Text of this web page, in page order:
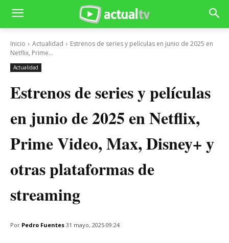
Inicio Actualidad
Estrenos de series y películas en junio de 2025 en
Netflix, Prime...
Actualidad
Estrenos de series y películas
en junio de 2025 en Netflix,
Prime Video, Max, Disney+ y
otras plataformas de
streaming
Por Pedro Fuentes 31 mayo, 2025 09:24